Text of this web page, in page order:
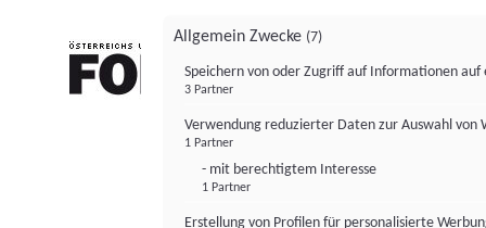
Allgemein Zwecke (7)
Speichern von oder Zugriff auf Informationen auf
3 Partner
Verwendung reduzierter Daten zur Auswahl von
1 Partner
- mit berechtigtem Interesse
1 Partner
Erstellung von Profilen für personalisierte
FONDS professionell